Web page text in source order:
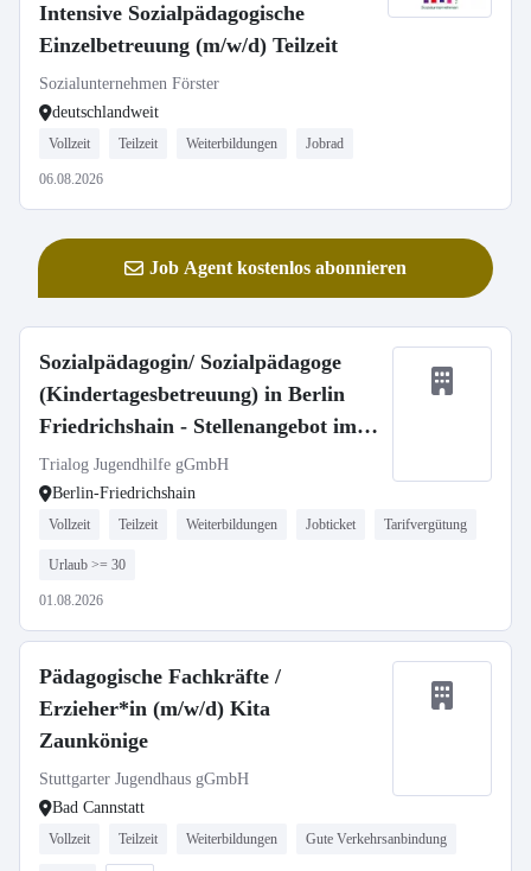
Intensive Sozialpädagogische
Einzelbetreuung (m/w/d) Teilzeit
Sozialunternehmen Förster
deutschlandweit
Vollzeit Teilzeit Weiterbildungen Jobrad
06.08.2026
Job Agent kostenlos abonnieren
Sozialpädagogin/ Sozialpädagoge
(Kindertagesbetreuung) in Berlin
Friedrichshain - Stellenangebot im
Stellenmarkt Bildung
Trialog Jugendhilfe gGmbH
Berlin-Friedrichshain
Vollzeit Teilzeit Weiterbildungen Jobticket Tarifvergütung
Urlaub >= 30
01.08.2026
Pädagogische Fachkräfte /
Erzieher*in (m/w/d) Kita
Zaunkönige
Stuttgarter Jugendhaus gGmbH
Bad Cannstatt
Vollzeit Teilzeit Weiterbildungen Gute Verkehrsanbindung